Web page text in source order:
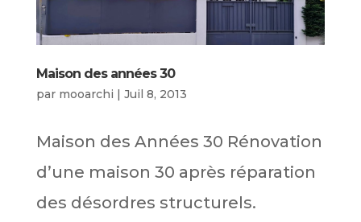
Maison des années 30
par mooarchi | Juil 8, 2013
Maison des Années 30 Rénovation
d’une maison 30 après réparation
des désordres structurels.